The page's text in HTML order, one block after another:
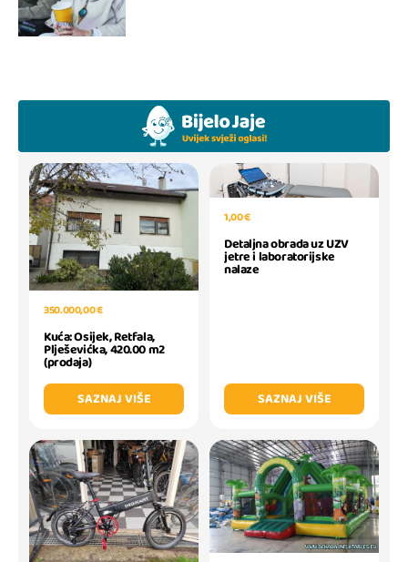
350.000,00 €
Kuća: Osijek, Retfala,
Plješevićka, 420.00 m2
(prodaja)
SAZNAJ VIŠE
1,00 €
Detaljna obrada uz UZV
jetre i laboratorijske
nalaze
SAZNAJ VIŠE